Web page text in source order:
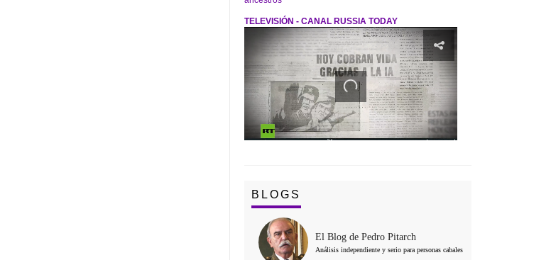
TELEVISIÓN - CANAL RUSSIA TODAY
BLOGS
El Blog de Pedro Pitarch
Análisis independiente y serio para personas cabales